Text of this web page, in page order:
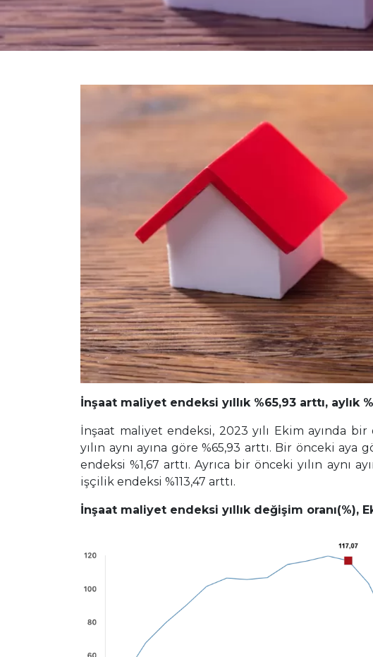
İnşaat maliyet endeksi yıllık %65,93 arttı, aylık
İnşaat maliyet endeksi, 2023 yılı Ekim ayında
yılın aynı ayına göre %65,93 arttı. Bir önceki
endeksi %1,67 arttı. Ayrıca bir önceki yılın aynı
işçilik endeksi %113,47 arttı.
İnşaat maliyet endeksi yıllık değişim oranı(%),